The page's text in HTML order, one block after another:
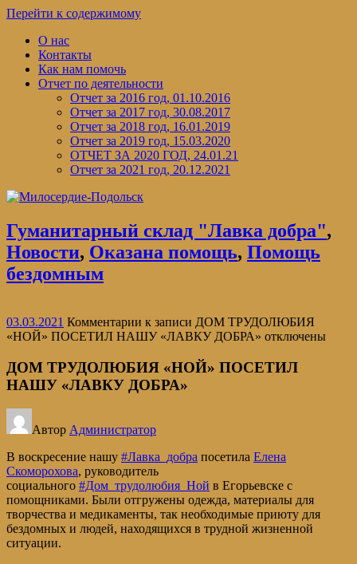
Перейти к содержимому
О нас
Контакты
Как нам помочь
Отчет по деятельности
Отчет за 2016 год, 01.10.2016
Отчет за 2017 год, 30.08.2017
Отчет за 2018 год, 16.01.2019
Отчет за 2019 год, 15.03.2020
ОТЧЕТ ЗА 2020 ГОД, 24.01.21
Отчет за 2021 год, 20.12.2021
Гуманитарный склад "Лавка добра",
Новости, Оказана помощь, Помощь
бездомным
03.03.2021 Комментарии к записи ДОМ ТРУДОЛЮБИЯ
«НОЙ» ПОСЕТИЛ НАШУ «ЛАВКУ ДОБРА» отключены
ДОМ ТРУДОЛЮБИЯ «НОЙ» ПОСЕТИЛ
НАШУ «ЛАВКУ ДОБРА»
Автор Администратор
В воскресение нашу #Лавка_добра посетила Елена
Скоморохова, руководитель
социального #Дом_трудолюбия_Ной в Егорьевске с
помощниками. Были отгружены одежда, материалы для
творчества и медикаменты, так необходимые приюту для
бездомных и людей, находящихся в трудной жизненной
ситуации.